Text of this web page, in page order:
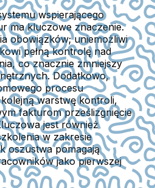
wspierającego
ma kluczowe znaczenie.
obowiązków; uniemożliwi
pełną kontrolę nad
co znacznie zmniejszy
Dodatkowo,
procesu
warstwę kontroli,
fakturom prześlizgnięcie
jest również
w zakresie
oszustwa pomagają
jako pierwszej